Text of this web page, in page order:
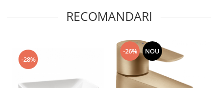
RECOMANDARI
-28%
-26% NOU